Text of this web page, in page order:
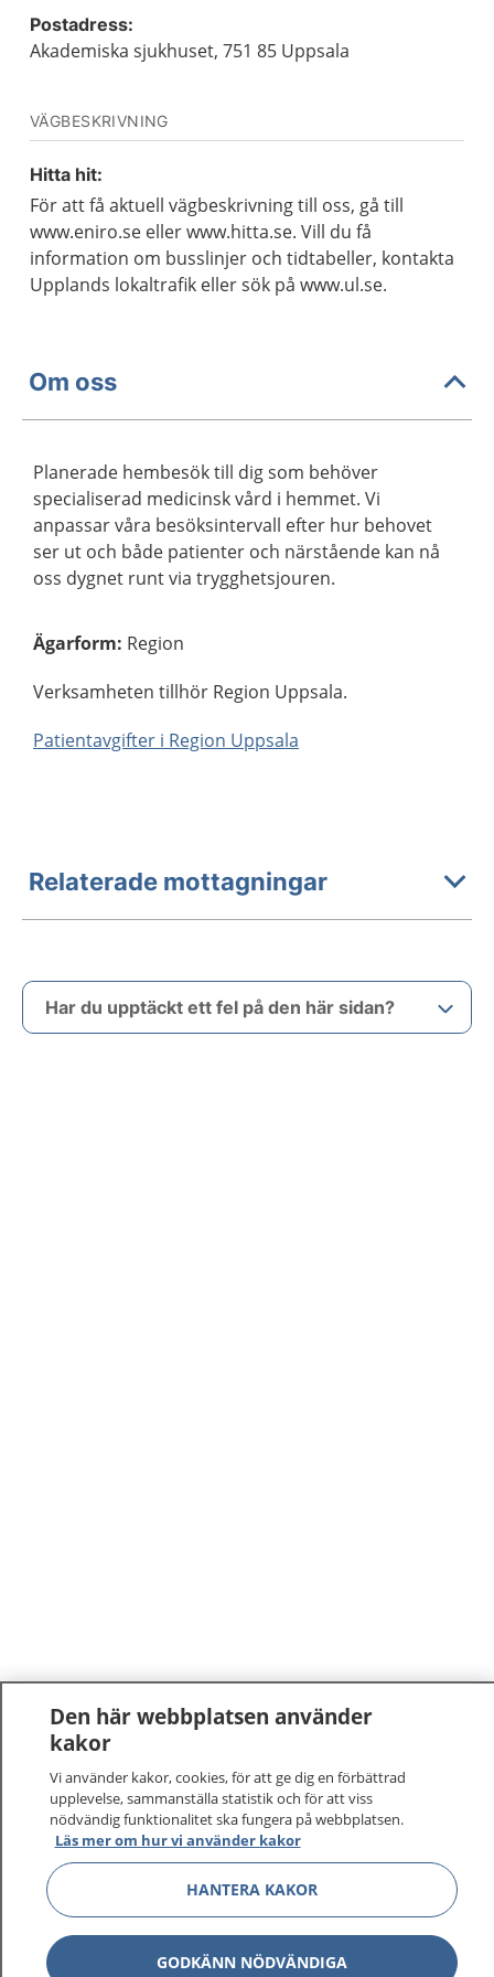
Postadress:
Akademiska sjukhuset, 751 85 Uppsala
VÄGBESKRIVNING
Hitta hit:
För att få aktuell vägbeskrivning till oss, gå till
www.eniro.se eller www.hitta.se. Vill du få
information om busslinjer och tidtabeller, kontakta
Upplands lokaltrafik eller sök på www.ul.se.
Om oss
Planerade hembesök till dig som behöver
specialiserad medicinsk vård i hemmet. Vi
anpassar våra besöksintervall efter hur behovet
ser ut och både patienter och närstående kan nå
oss dygnet runt via trygghetsjouren.
Ägarform: Region
Verksamheten tillhör Region Uppsala.
Patientavgifter i Region Uppsala
Relaterade mottagningar
Har du upptäckt ett fel på den här sidan?
Den här webbplatsen använder
kakor
Vi använder kakor, cookies, för att ge dig en förbättrad
upplevelse, sammanställa statistik och för att viss
nödvändig funktionalitet ska fungera på webbplatsen.
Läs mer om hur vi använder kakor
HANTERA KAKOR
GODKÄNN NÖDVÄNDIGA